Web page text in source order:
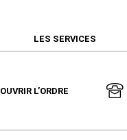
LES SERVICES
L’ORDRE